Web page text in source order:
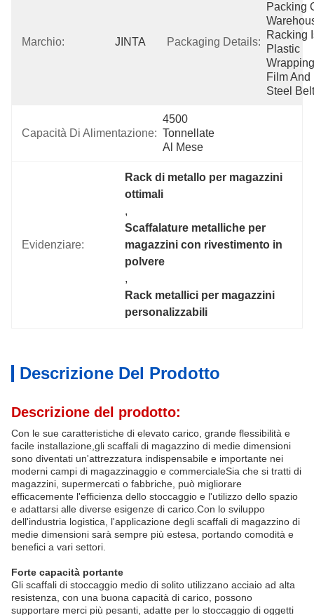
Marchio: JINTA Packaging Details:
Packing
Racking
Plastic
Wrapping
Film And
Steel
Capacità Di Alimentazione:
4500
Tonnellate
Al Mese
Evidenziare:
Rack di metallo per magazzini
ottimali
,
Scaffalature metalliche per
magazzini con rivestimento in
polvere
,
Rack metallici per magazzini
personalizzabili
Descrizione Del Prodotto
Descrizione del prodotto:
Con le sue caratteristiche di elevato carico, grande flessibilità e
facile installazione,gli scaffali di magazzino di medie dimensioni
sono diventati un'attrezzatura indispensabile e importante nei
moderni campi di magazzinaggio e commercialeSia che si tratti di
magazzini, supermercati o fabbriche, può migliorare
efficacemente l'efficienza dello stoccaggio e l'utilizzo dello spazio
e adattarsi alle diverse esigenze di carico.Con lo sviluppo
dell'industria logistica, l'applicazione degli scaffali di magazzino di
medie dimensioni sarà sempre più estesa, portando comodità e
benefici a vari settori.
Forte capacità portante
Gli scaffali di stoccaggio medio di solito utilizzano acciaio ad alta
resistenza, con una buona capacità di carico, possono
supportare merci più pesanti, adatte per lo stoccaggio di oggetti